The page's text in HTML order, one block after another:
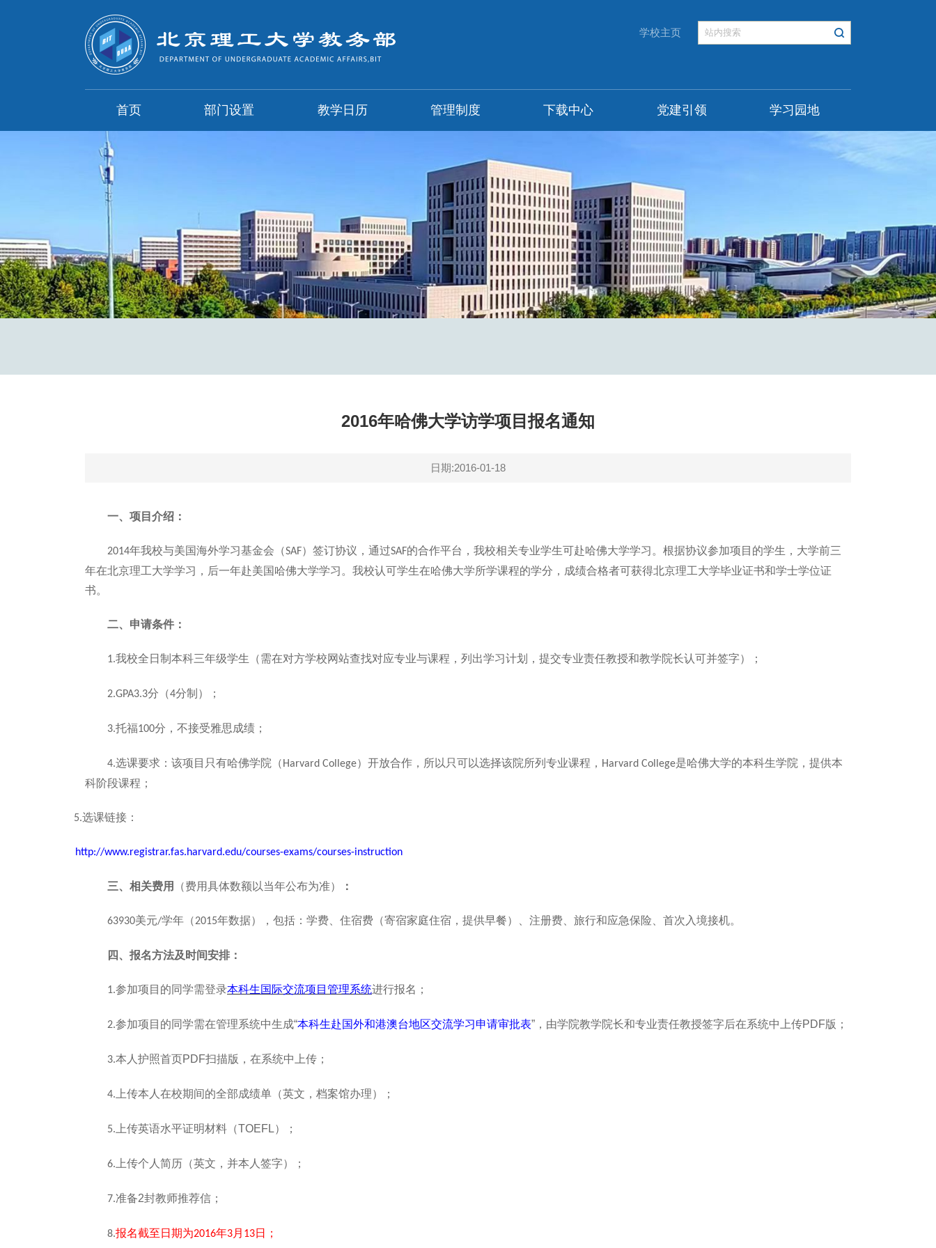
学校主页
首页 部门设置 教学日历 管理制度 下载中心 党建引领 学习园地
2016年哈佛大学访学项目报名通知
日期:2016-01-18
一、项目介绍：
2014年我校与美国海外学习基金会（SAF）签订协议，通过SAF的合作平台，我校相关专业学生可赴哈佛大学学习。根据协议参加项目的学生，大学前三
年在北京理工大学学习，后一年赴美国哈佛大学学习。我校认可学生在哈佛大学所学课程的学分，成绩合格者可获得北京理工大学毕业证书和学士学位证
书。
二、申请条件：
1.我校全日制本科三年级学生（需在对方学校网站查找对应专业与课程，列出学习计划，提交专业责任教授和教学院长认可并签字）；
2.GPA3.3分（4分制）；
3.托福100分，不接受雅思成绩；
4.选课要求：该项目只有哈佛学院（ Harvard College）开放合作，所以只可以选择该院所列专业课程， Harvard College是哈佛大学的本科生学院，提供本
科阶段课程；
5.选课链接：
http://www.registrar.fas.harvard.edu/courses-exams/courses-instruction
三、相关费用 （费用具体数额以当年公布为准） ：
63930美元/学年（2015年数据），包括：学费、住宿费（寄宿家庭住宿，提供早餐）、注册费、旅行和应急保险、首次入境接机。
四、报名方法及时间安排：
1.参加项目的同学需登录本科生国际交流项目管理系统进行报名；
2.参加项目的同学需在管理系统中生成“本科生赴国外和港澳台地区交流学习申请审批表”，由学院教学院长和专业责任教授签字后在系统中上传PDF版；
3.本人护照首页PDF扫描版，在系统中上传；
4. 上传本人在校期间的全部成绩单（英文，档案馆办理）；
5. 上传英语水平证明材料（TOEFL）；
6. 上传个人简历（英文，并本人签字）；
7.准备2封教师推荐信；
8.报名截至日期为2016年3月 13日；